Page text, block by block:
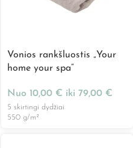
Vonios rankšluostis „Your
home your spa”
Nuo 10,00 € iki 79,00 €
5 skirtingi dydžiai
550 g/m²